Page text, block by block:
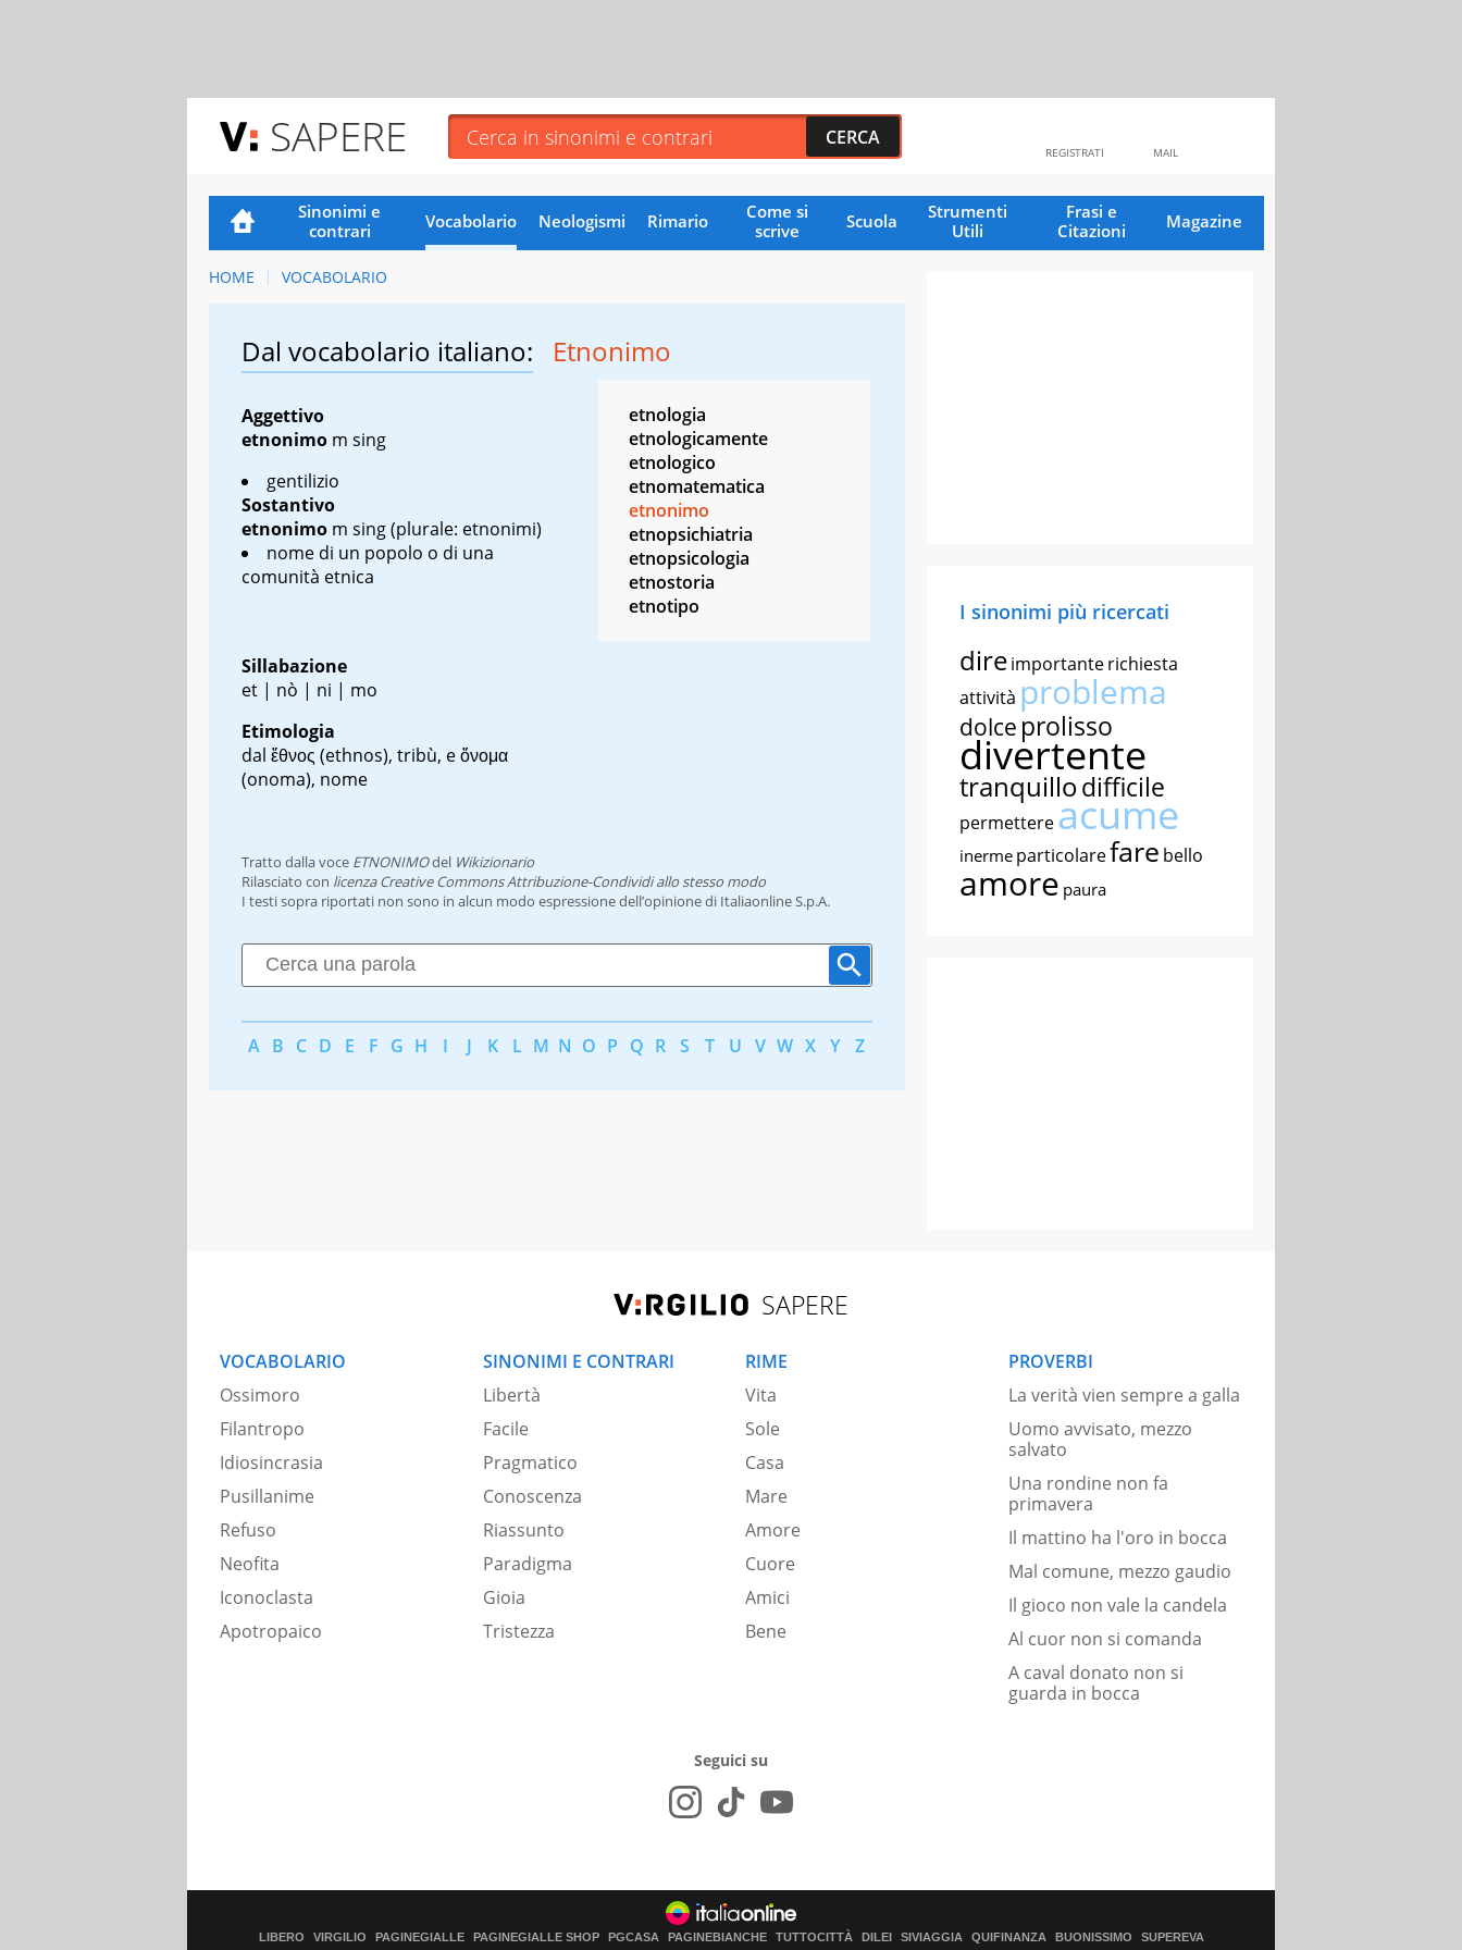
SAPERE MAIL
REGISTRATI
Sinonimi e
contrari
Vocabolario Neologismi Rimario
Come si
scrive
Scuola
Strumenti
Utili
Frasi e
Citazioni
Magazine
HOME VOCABOLARIO
Dal vocabolario italiano: Etnonimo
Aggettivo
etnonimo m sing
gentilizio
Sostantivo
etnonimo m sing(plurale: etnonimi)
nome di un popolo o di una
comunità etnica
Sillabazione
et | nò | ni | mo
Etimologia
dal ἔθνος (ethnos), tribù, e ὄνομα
(onoma), nome
etnologia
etnologicamente
etnologico
etnomatematica
etnonimo
etnopsichiatria
etnopsicologia
etnostoria
etnotipo
Tratto dalla voce ETNONIMOdel Wikizionario
Rilasciato con licenza Creative Commons Attribuzione-Condividi allo stesso modo
I testi sopra riportati non sono in alcun modo espressione dell’opinione di Italiaonline S.p.A.
A B C D E F G H I J K L M N O P Q R S T U V W X Y Z
I sinonimi più ricercati
direimportanterichiesta
attività problema
dolce prolisso
divertente
tranquillodifficile
permettereacume
inerme particolarefare bello
amore paura
SAPERE
VOCABOLARIO
Ossimoro
Filantropo
Idiosincrasia
Pusillanime
Refuso
Neofita
Iconoclasta
Apotropaico
SINONIMI E CONTRARI
Libertà
Facile
Pragmatico
Conoscenza
Riassunto
Paradigma
Gioia
Tristezza
RIME
Vita
Sole
Casa
Mare
Amore
Cuore
Amici
Bene
PROVERBI
La verità vien sempre a galla
Uomo avvisato, mezzo
salvato
Una rondine non fa
primavera
Il mattino ha l'oro in bocca
Mal comune, mezzo gaudio
Il gioco non vale la candela
Al cuor non si comanda
A caval donato non si
guarda in bocca
Seguici su
LIBERO VIRGILIO PAGINEGIALLE PAGINEGIALLE SHOP PGCASA PAGINEBIANCHE TUTTOCITTÀ DILEI SIVIAGGIA QUIFINANZA BUONISSIMO SUPEREVA